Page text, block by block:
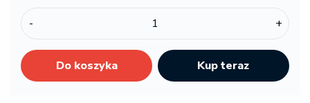
- +
Do koszyka Kup teraz